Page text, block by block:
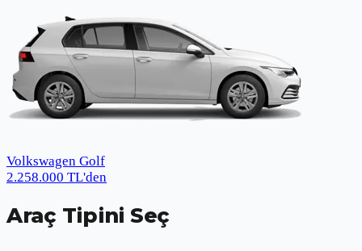
Volkswagen Golf
2.258.000 TL'den
Araç Tipini Seç